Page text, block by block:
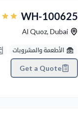
WH-100625
Al Quoz, Dubai
الأطعمة والمشروبات
Get a Quote